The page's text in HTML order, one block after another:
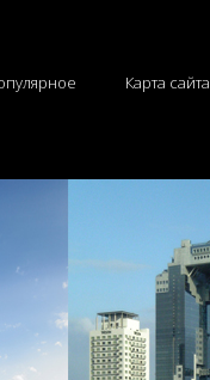
Карта сайта